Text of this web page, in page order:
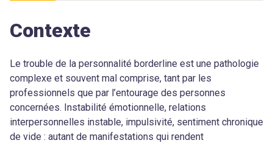
Contexte
Le trouble de la personnalité borderline est une pathologie
complexe et souvent mal comprise, tant par les
professionnels que par l’entourage des personnes
concernées. Instabilité émotionnelle, relations
interpersonnelles instable, impulsivité, sentiment chronique
de vide : autant de manifestations qui rendent